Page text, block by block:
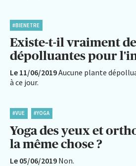
#BIENETRE
Existe-t-il vraiment
dépolluantes pour
Le 11/06/2019Aucune plante
à ce jour.
#VUE #YOGA
Yoga des yeux et
la même chose ?
Le 05/06/2019 Non.